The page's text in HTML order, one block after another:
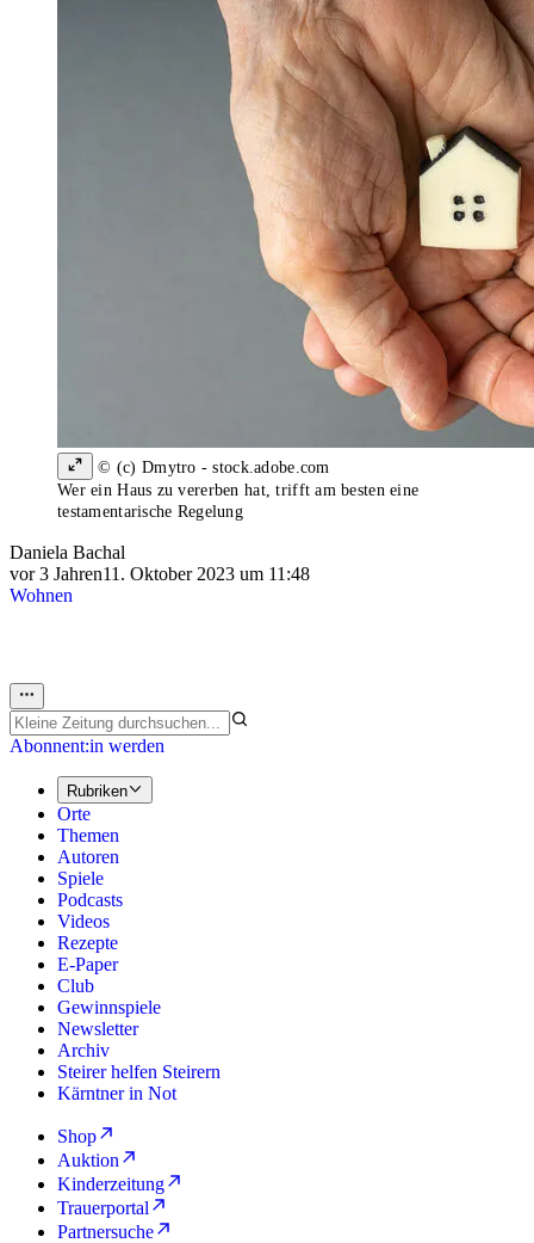
© (c) Dmytro - stock.adobe.com
Wer ein Haus zu vererben hat, trifft am besten eine
testamentarische Regelung
Daniela Bachal
vor 3 Jahren11. Oktober 2023 um 11:48
Wohnen
Abonnent:in werden
Rubriken
Orte
Themen
Autoren
Spiele
Podcasts
Videos
Rezepte
E-Paper
Club
Gewinnspiele
Newsletter
Archiv
Steirer helfen Steirern
Kärntner in Not
Shop
Auktion
Kinderzeitung
Trauerportal
Partnersuche